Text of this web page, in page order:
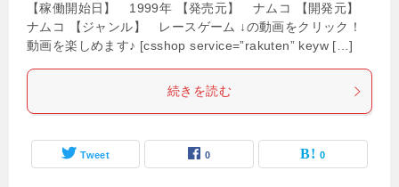
【稼働開始日】 1999年 【発売元】 ナムコ 【開発元】
ナムコ 【ジャンル】 レースゲーム ↓の動画をクリック！
動画を楽しめます♪ [csshop service=”rakuten” keyw […]
続きを読む
Tweet 0 0